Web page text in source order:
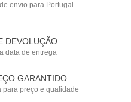
envio para Portugal
DEVOLUÇÃO
data de entrega
GARANTIDO
para preço e qualidade